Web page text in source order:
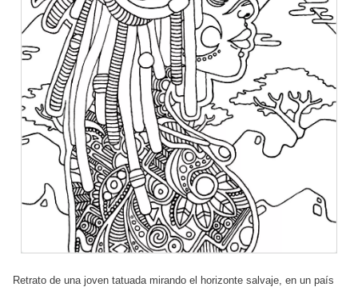
Retrato de una joven tatuada mirando el horizonte salvaje, en un país